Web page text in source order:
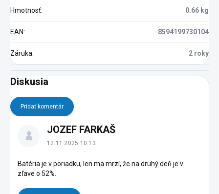
Hmotnosť: 0.66 kg
EAN: 8594199730104
Záruka: 2 roky
Diskusia
Pridať komentár
JOZEF FARKAŠ
12.11.2025 10:13
Batéria je v poriadku, len ma mrzí, že na druhý deň je v
zľave o 52%.